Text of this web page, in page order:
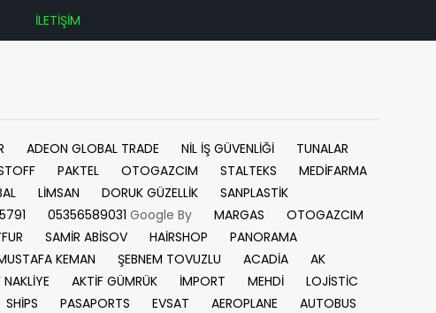
İLETİŞİM
ADEON GLOBAL TRADE NİL İŞ GÜVENLİĞİ
TUNALAR
PAKTEL OTOGAZCIM STALTEKS
MEDİFARMA
LİMSAN DORUK GÜZELLİK
SANPLASTİK
05356589031 Google By MARGAS
OTOGAZCIM
SAMİR ABİSOV HAİRSHOP
PANORAMA
KEMAN ŞEBNEM TOVUZLU ACADİA
AK
AKTİF GÜMRÜK İMPORT MEHDİ
LOJİSTİC
SHİPS PASAPORTS EVSAT AEROPLANE
AUTOBUS